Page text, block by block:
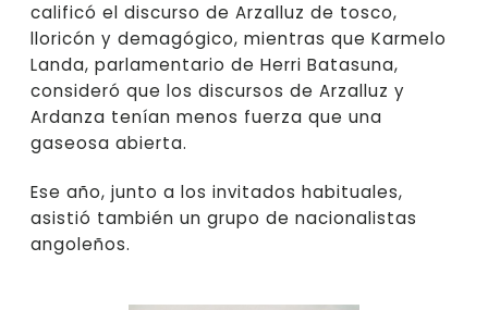
calificó el discurso de Arzalluz de tosco,
lloricón y demagógico, mientras que Karmelo
Landa, parlamentario de Herri Batasuna,
consideró que los discursos de Arzalluz y
Ardanza tenían menos fuerza que una
gaseosa abierta.
Ese año, junto a los invitados habituales,
asistió también un grupo de nacionalistas
angoleños.